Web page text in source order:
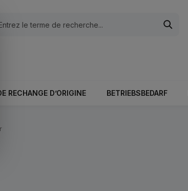
RECHANGE D’ORIGINE BETRIEBSBEDARF